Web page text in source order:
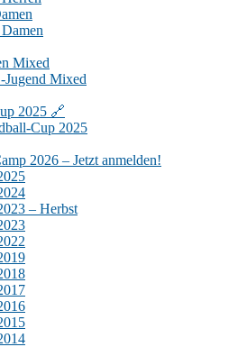
Mixed
Mixed
2025 🔗
Cup 2025
2026 – Jetzt anmelden!
– Herbst